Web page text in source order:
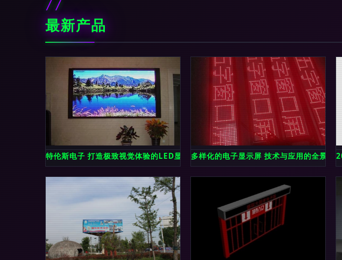
最新产品
特伦斯电子 打造极致视觉体验的LED显示屏领航者多样化的电子显示屏 技术与应用的全景探